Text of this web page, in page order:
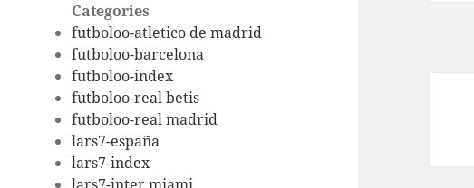
Categories
futboloo-atletico de madrid
futboloo-barcelona
futboloo-index
futboloo-real betis
futboloo-real madrid
lars7-españa
lars7-index